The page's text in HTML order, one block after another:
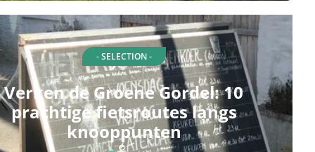
- SELECTION -
Verken de Groene Gordel: 10
prachtige fietsroutes langs
knooppunten